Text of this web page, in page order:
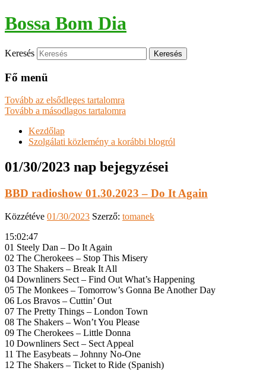
Bossa Bom Dia
Keresés
Fő menü
Tovább az elsődleges tartalomra
Tovább a másodlagos tartalomra
Kezdőlap
Szolgálati közlemény a korábbi blogról
01/30/2023 nap bejegyzései
BBD radioshow 01.30.2023 – Do It Again
Közzétéve 01/30/2023 Szerző: tomanek
15:02:47
01 Steely Dan – Do It Again
02 The Cherokees – Stop This Misery
03 The Shakers – Break It All
04 Downliners Sect – Find Out What’s Happening
05 The Monkees – Tomorrow’s Gonna Be Another Day
06 Los Bravos – Cuttin’ Out
07 The Pretty Things – London Town
08 The Shakers – Won’t You Please
09 The Cherokees – Little Donna
10 Downliners Sect – Sect Appeal
11 The Easybeats – Johnny No-One
12 The Shakers – Ticket to Ride (Spanish)